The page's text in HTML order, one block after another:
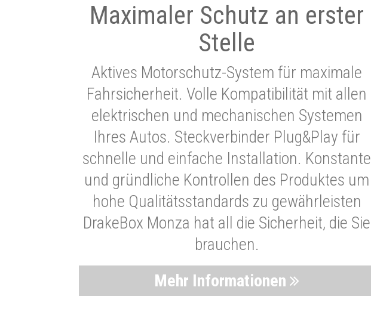
Maximaler Schutz an erster
Stelle
Aktives Motorschutz-System für maximale
Fahrsicherheit. Volle Kompatibilität mit allen
elektrischen und mechanischen Systemen
Ihres Autos. Steckverbinder Plug&Play für
schnelle und einfache Installation. Konstante
und gründliche Kontrollen des Produktes um
hohe Qualitätsstandards zu gewährleisten
DrakeBox Monza hat all die Sicherheit, die Sie
brauchen.
Mehr Informationen